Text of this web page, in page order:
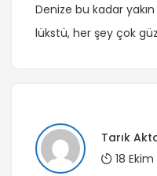
Denize bu kadar
lükstü, her şey çok
Tarık
18